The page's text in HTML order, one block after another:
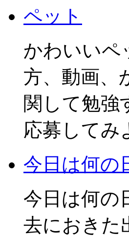
ペット
かわいいペ
方、動画、
関して勉強
応募してみ
今日は何の
今日は何の
去におきた